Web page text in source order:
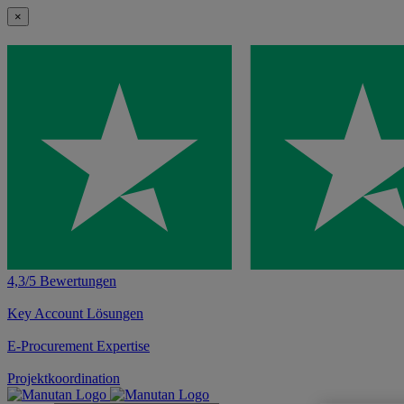
×
4,3/5 Bewertungen
Key Account Lösungen
E-Procurement Expertise
Projektkoordination